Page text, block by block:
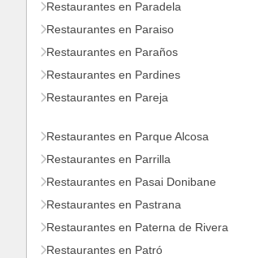
Restaurantes en Paradela
Restaurantes en Paraiso
Restaurantes en Paraños
Restaurantes en Pardines
Restaurantes en Pareja
Restaurantes en Parque Alcosa
Restaurantes en Parrilla
Restaurantes en Pasai Donibane
Restaurantes en Pastrana
Restaurantes en Paterna de Rivera
Restaurantes en Patró